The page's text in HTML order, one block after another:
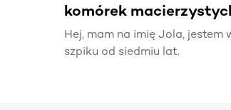
komórek
Hej, mam na imię Jola, jestem
szpiku od siedmiu lat.